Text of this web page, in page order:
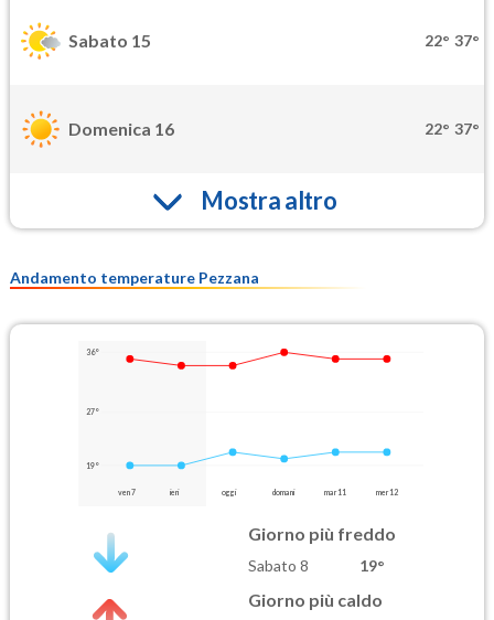
Sabato 15 22° 37°
Domenica 16 22° 37°
Mostra altro
Andamento temperature Pezzana
36°
27°
19°
ven 7 ieri oggi domani mar 11 mer 12
Giorno più freddo
Sabato 8 19°
Giorno più caldo